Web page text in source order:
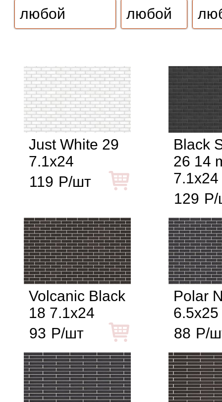
Just White 29
7.1x24
119 Р/шт
Black
26 14
7.1x24
129 Р/
Volcanic Black
18 7.1x24
93 Р/шт
Polar
6.5x25
88 Р/